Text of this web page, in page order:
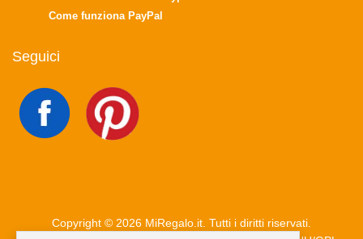
Come funziona PayPal
Seguici
Copyright © 2026 MiRegalo.it. Tutti i diritti riservati.